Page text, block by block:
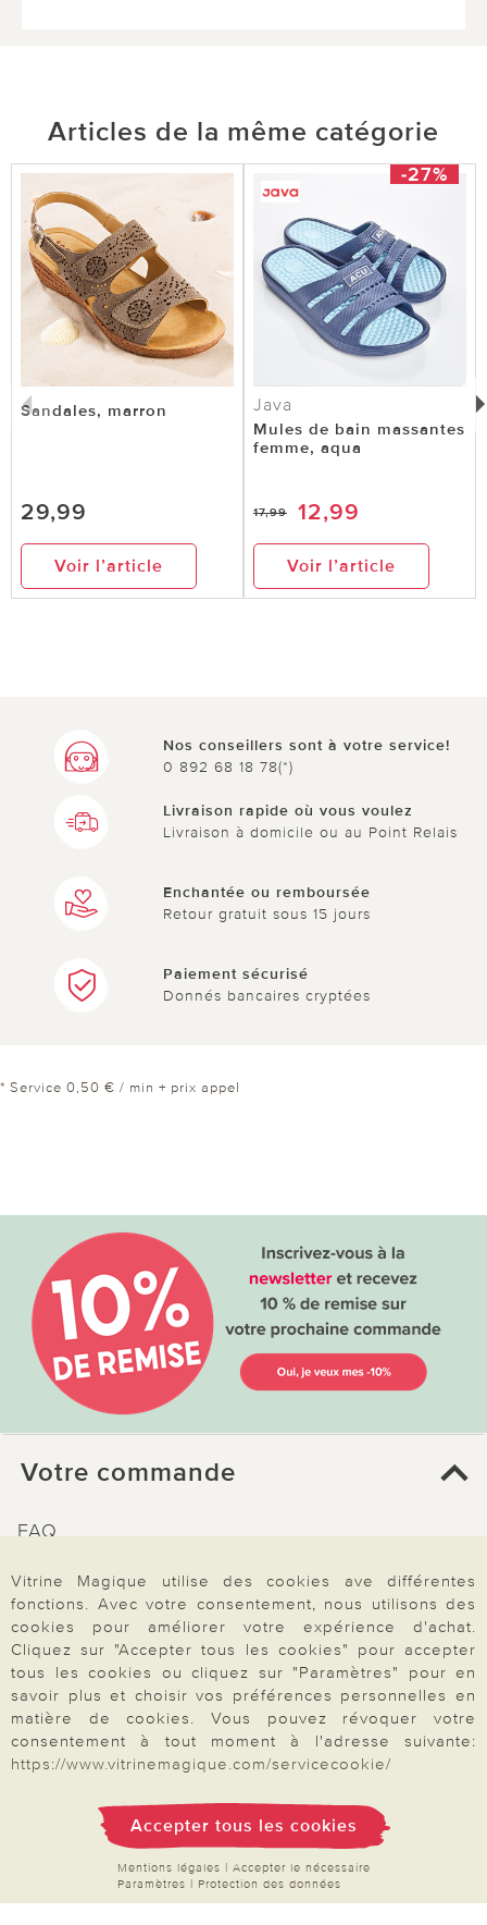
Articles de la même catégorie
Sandales, marron
29,99
Voir l’article
-27%
Java
Mules de bain massantes
femme, aqua
17,99 12,99
Voir l’article
Nos conseillers sont à votre service!
0 892 68 18 78(*)
Livraison rapide où vous voulez
Livraison à domicile ou au Point Relais
Enchantée ou remboursée
Retour gratuit sous 15 jours
Paiement sécurisé
Donnés bancaires cryptées
* Service 0,50 € / min + prix appel
Votre commande
FAQ
Inscription Newsletter
Demande de catalogue
Données personnelles
Droit de rétractation
Rétractation
Paiement & Livraison
Vitrine Magique utilise des cookies ave différentes
fonctions. Avec votre consentement, nous utilisons des
cookies pour améliorer votre expérience d'achat.
Cliquez sur "Accepter tous les cookies" pour accepter
tous les cookies ou cliquez sur "Paramètres" pour en
savoir plus et choisir vos préférences personnelles en
matière de cookies. Vous pouvez révoquer votre
consentement à tout moment à l'adresse suivante:
https://www.vitrinemagique.com/servicecookie/
Accepter tous les cookies
Mentions légales | Accepter le nécessaire
Paramètres | Protection des données